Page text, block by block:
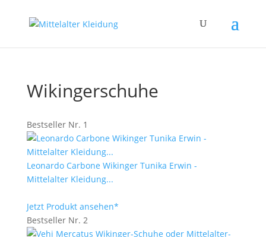
Wikingerschuhe
Bestseller Nr. 1
Leonardo Carbone Wikinger Tunika Erwin -
Mittelalter Kleidung...
Jetzt Produkt ansehen*
Bestseller Nr. 2